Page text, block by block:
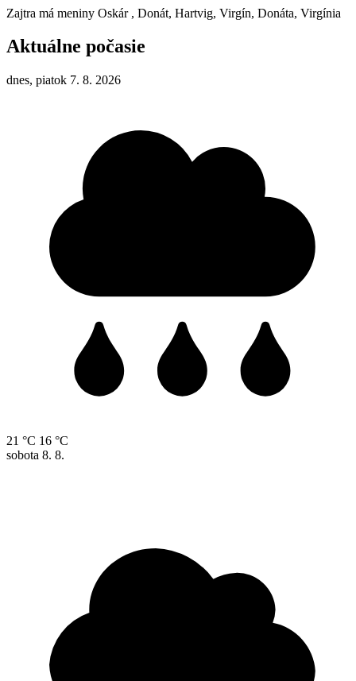
Zajtra má meniny Oskár , Donát, Hartvig, Virgín, Donáta, Virgínia
Aktuálne počasie
dnes, piatok 7. 8. 2026
21 °C 16 °C
sobota 8. 8.